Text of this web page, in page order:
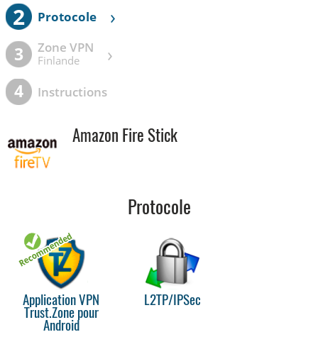
2 Protocole ›
3 Zone VPN
Finlande ›
4 Instructions
Amazon Fire Stick
Protocole
Application VPN
Trust.Zone pour
Android
L2TP/IPSec